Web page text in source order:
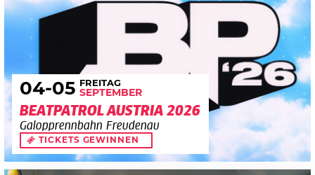
04-05 FREITAG
SEPTEMBER
BEATPATROL AUSTRIA 2026
Galopprennbahn Freudenau
TICKETS GEWINNEN